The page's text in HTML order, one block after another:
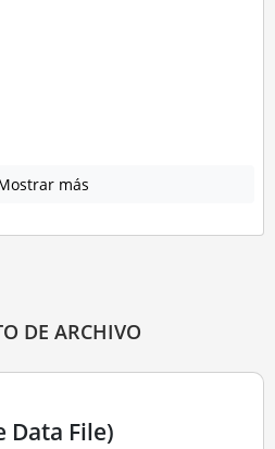
más
DE ARCHIVO
Data File)